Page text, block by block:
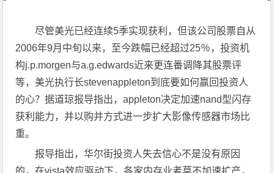
尽管美光已经连续5季实现获利，但该公司股票自从
2006年9月中旬以来，至今跌幅已经超过25％，投资机
构j.p.morgen与a.g.edwards近来更连番调降其股票评
等，美光执行长stevenappleton到底要如何赢回投资人
的心？据道琼报导指出，appleton决定加速nand型闪存
获利能力，并以购并方式进一步扩大影像传感器市场比
重。
报导指出，华尔街投资人失去信心不是没有原因
的，在vista效应驱动下，各家内存业者莫不加速扩产，